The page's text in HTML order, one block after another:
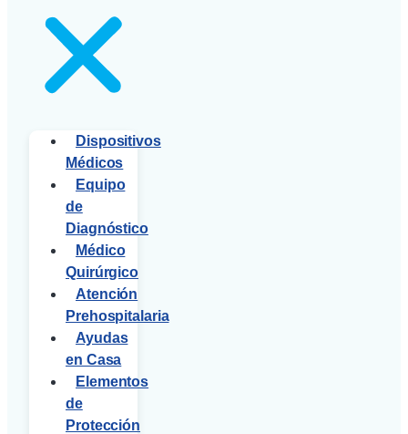
Dispositivos
Médicos
Equipo
de
Diagnóstico
Médico
Quirúrgico
Atención
Prehospitalaria
Ayudas
en Casa
Elementos
de
Protección